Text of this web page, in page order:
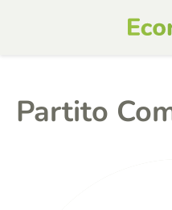
Partito